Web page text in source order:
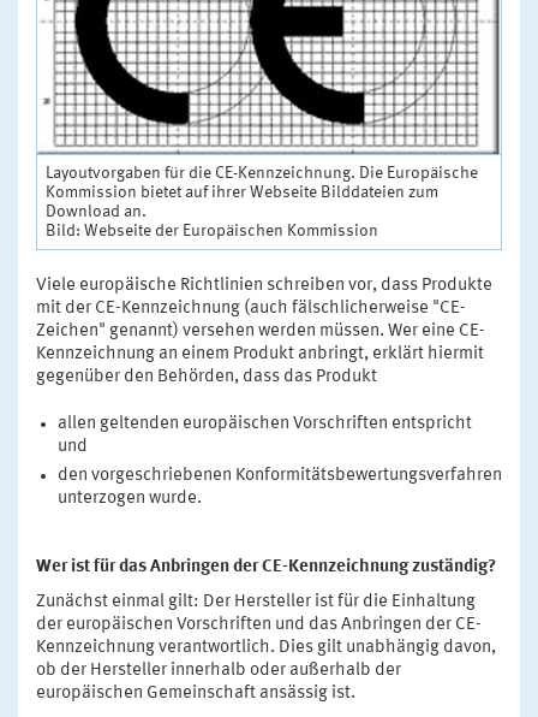
Layoutvorgaben für die CE-Kennzeichnung. Die Europäische
Kommission bietet auf ihrer Webseite Bilddateien zum
Download an.
Bild: Webseite der Europäischen Kommission
Viele europäische Richtlinien schreiben vor, dass Produkte
mit der CE-Kennzeichnung (auch fälschlicherweise "CE-
Zeichen" genannt) versehen werden müssen. Wer eine CE-
Kennzeichnung an einem Produkt anbringt, erklärt hiermit
gegenüber den Behörden, dass das Produkt
allen geltenden europäischen Vorschriften entspricht
und
den vorgeschriebenen Konformitätsbewertungsverfahren
unterzogen wurde.
Wer ist für das Anbringen der CE-Kennzeichnung zuständig?
Zunächst einmal gilt: Der Hersteller ist für die Einhaltung
der europäischen Vorschriften und das Anbringen der CE-
Kennzeichnung verantwortlich. Dies gilt unabhängig davon,
ob der Hersteller innerhalb oder außerhalb der
europäischen Gemeinschaft ansässig ist.